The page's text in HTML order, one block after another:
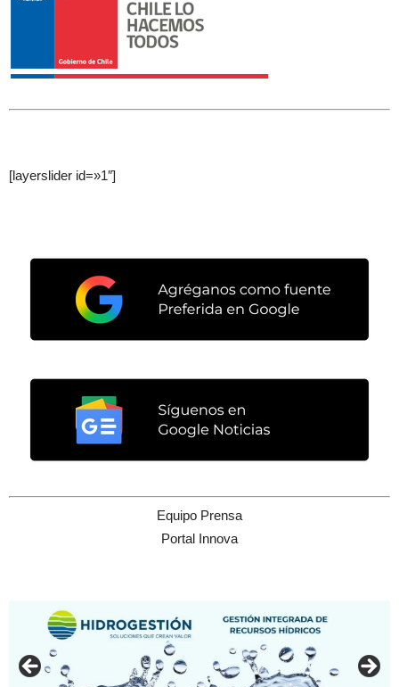
[layerslider id=»1″]
Equipo Prensa
Portal Innova